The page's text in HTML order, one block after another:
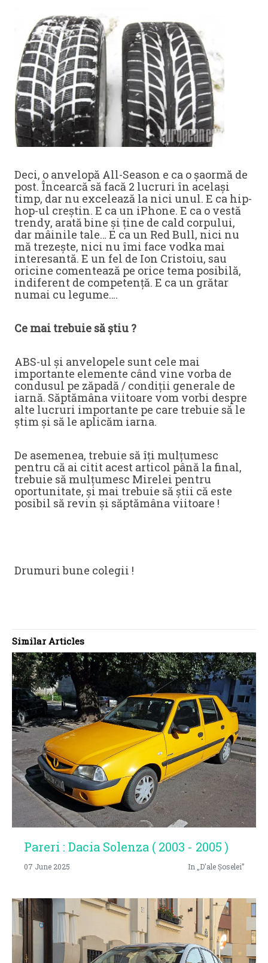
Deci, o anvelopă All-Season e ca o șaormă de
post. Încearcă să facă 2 lucruri în același
timp, dar nu excelează la nici unul. E ca hip-
hop-ul creștin. E ca un iPhone. E ca o vestă
trendy, arată bine și ține de cald corpului,
dar mâinile tale… E ca un Red Bull, nici nu
mă trezește, nici nu îmi face vodka mai
interesantă. E un fel de Ion Cristoiu, sau
oricine comentează pe orice tema posibilă,
indiferent de competență. E ca un grătar
numai cu legume….
Ce mai trebuie să știu ?
ABS-ul și anvelopele sunt cele mai
importante elemente când vine vorba de
condusul pe zăpadă / condiții generale de
iarnă. Săptămâna viitoare vom vorbi despre
alte lucruri importante pe care trebuie să le
știm și să le aplicăm iarna.
De asemenea, trebuie să îți mulțumesc
pentru că ai citit acest articol până la final,
trebuie să mulțumesc Mirelei pentru
oportunitate, și mai trebuie să știi că este
posibil să revin și săptămâna viitoare !
Drumuri bune colegii !
Similar Articles
Pareri : Dacia Solenza ( 2003 - 2005 )
07 June 2025 In „D'ale Șoselei”